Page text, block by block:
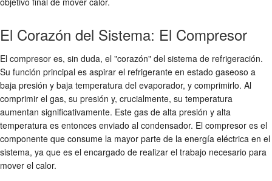
El Corazón del Sistema: El Compresor
El compresor es, sin duda, el "corazón" del sistema de refrigeración.
Su función principal es aspirar el refrigerante en estado gaseoso a
baja presión y baja temperatura del evaporador, y comprimirlo. Al
comprimir el gas, su presión y, crucialmente, su temperatura
aumentan significativamente. Este gas de alta presión y alta
temperatura es entonces enviado al condensador. El compresor es el
componente que consume la mayor parte de la energía eléctrica en el
sistema, ya que es el encargado de realizar el trabajo necesario para
mover el calor.